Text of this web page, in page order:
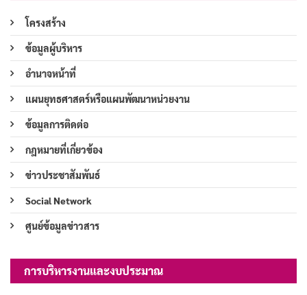
โครงสร้าง
ข้อมูลผู้บริหาร
อำนาจหน้าที่
แผนยุทธศาสตร์หรือแผนพัฒนาหน่วยงาน
ข้อมูลการติดต่อ
กฎหมายที่เกี่ยวข้อง
ข่าวประชาสัมพันธ์
Social Network
ศูนย์ข้อมูลข่าวสาร
การบริหารงานและงบประมาณ